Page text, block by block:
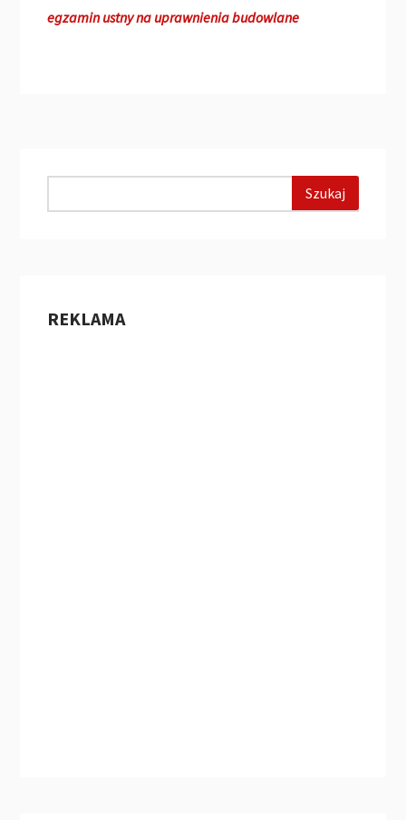
egzamin ustny na uprawnienia budowlane
REKLAMA